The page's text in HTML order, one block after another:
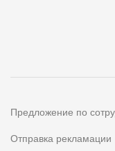
Предложение по
Отправка рекламации